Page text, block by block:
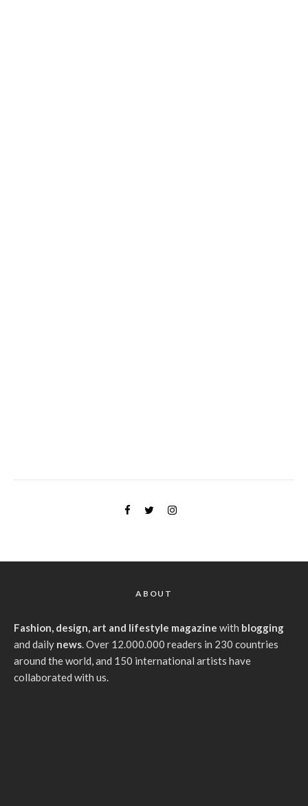
ABOUT
Fashion, design, art and lifestyle magazine with blogging
and daily news. Over 12.000.000 readers in 230 countries
around the world, and 150 international artists have
collaborated with us.